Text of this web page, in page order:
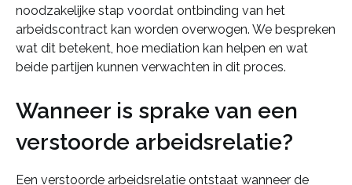
noodzakelijke stap voordat ontbinding van het
arbeidscontract kan worden overwogen. We bespreken
wat dit betekent, hoe mediation kan helpen en wat
beide partijen kunnen verwachten in dit proces.
Wanneer is sprake van een
verstoorde arbeidsrelatie?
Een verstoorde arbeidsrelatie ontstaat wanneer de